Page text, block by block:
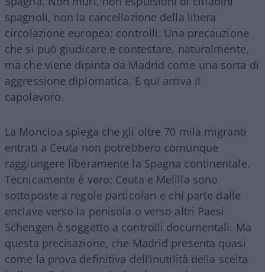
spagnoli, non la cancellazione della libera
circolazione europea: controlli. Una precauzione
che si può giudicare e contestare, naturalmente,
ma che viene dipinta da Madrid come una sorta di
aggressione diplomatica. E qui arriva il
capolavoro.
La Moncloa spiega che gli oltre 70 mila migranti
entrati a Ceuta non potrebbero comunque
raggiungere liberamente la Spagna continentale.
Tecnicamente è vero: Ceuta e Melilla sono
sottoposte a regole particolari e chi parte dalle
enclave verso la penisola o verso altri Paesi
Schengen è soggetto a controlli documentali. Ma
questa precisazione, che Madrid presenta quasi
come la prova definitiva dell’inutilità della scelta